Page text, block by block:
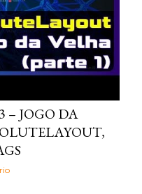
JOGO DA